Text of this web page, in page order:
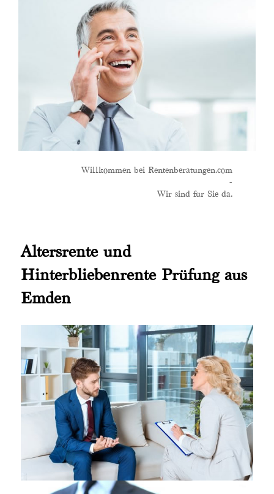
Willkommen bei Rentenberatungen.com
-
Wir sind für Sie da.
Altersrente und
Hinterbliebenrente Prüfung aus
Emden